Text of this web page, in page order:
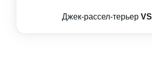
Джек-рассел-терьер VS